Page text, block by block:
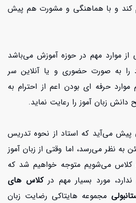
کند و با هماهنگی و مشورت هم پیش
از موارد مهم در حوزه آموزش می‌باشد
را به صورت حضوری و یا آنلاین سر
حرفه ای بودن اعم از احترام به
زبان آموز را رعایت نماید.
می‌آید که استاد از نحوه تدریس
به نظر می‌رسد، اما وقتی از زبان آموز
کلاس می‌شویم متوجه خواهیم شد که
مورد بسیار مهم درکلاس های
مجموعه هایتاکی رضایت زبان